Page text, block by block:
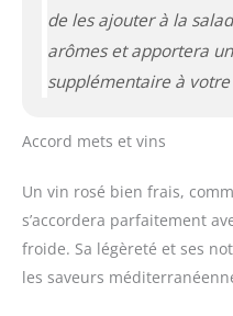
de les ajouter à la
arômes et apportera
supplémentaire à
Accord mets et vins
Un vin rosé bien frais,
s’accordera parfaitement
froide. Sa légèreté et ses
les saveurs